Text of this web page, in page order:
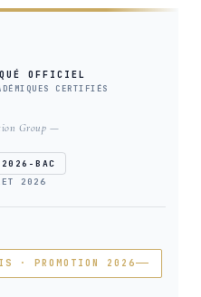
la référence pour passer le
OFFICIEL
CERTIFIÉS
Group —
BAC
2026
· PROMOTION 2026